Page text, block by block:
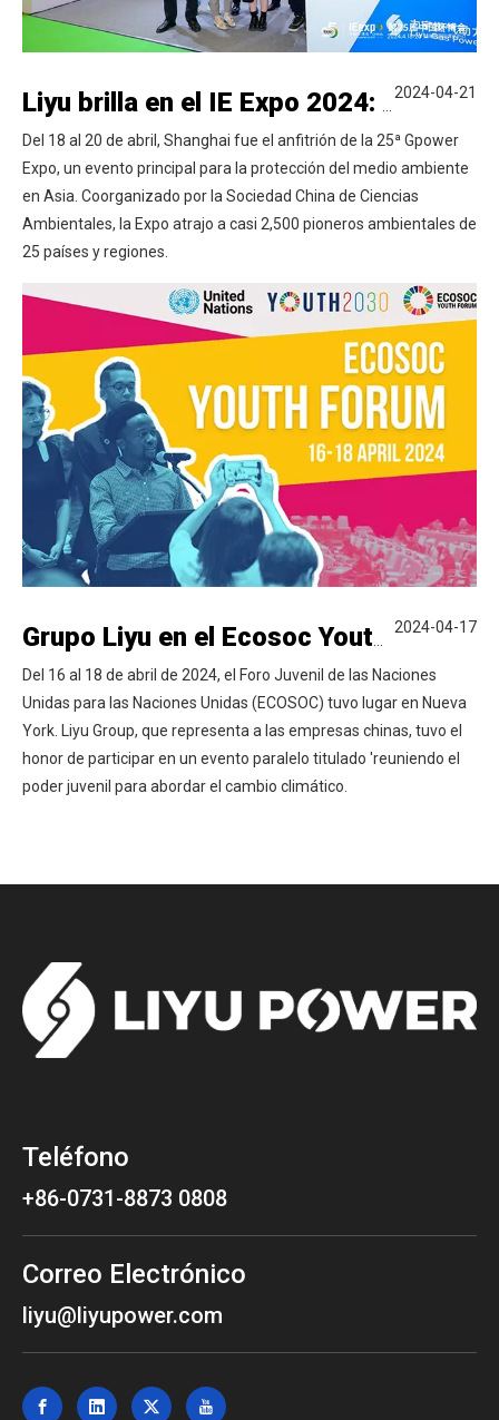
Del 18 al 20 de abril, Shanghai fue el anfitrión de la 25ª Gpower
Expo, un evento principal para la protección del medio ambiente
en Asia. Coorganizado por la Sociedad China de Ciencias
Ambientales, la Expo atrajo a casi 2,500 pioneros ambientales de
25 países y regiones.
2024-04-21
Del 16 al 18 de abril de 2024, el Foro Juvenil de las Naciones
Unidas para las Naciones Unidas (ECOSOC) tuvo lugar en Nueva
York. Liyu Group, que representa a las empresas chinas, tuvo el
honor de participar en un evento paralelo titulado 'reuniendo el
poder juvenil para abordar el cambio climático.
2024-04-17
Teléfono
+86-0731-8873 0808
Correo Electrónico
liyu@liyupower.com